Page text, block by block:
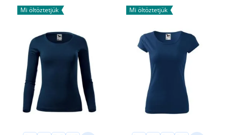
Mi öltöztetjük Mi öltöztetjük